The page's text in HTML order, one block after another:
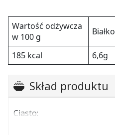
Wartość odżywcza
w 100 g
Białko
185 kcal 6,6g
Skład produktu
Ciasto: